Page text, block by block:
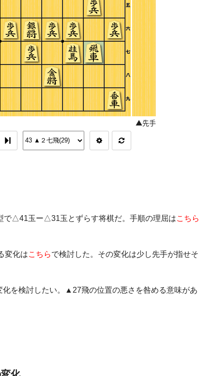
△41玉ー△31玉とずらす将棋だ。手順の理屈はこちら
変化はこちらで検討した。その変化は少し先手が指せそ
を検討したい。▲27飛の位置の悪さを咎める意味があ